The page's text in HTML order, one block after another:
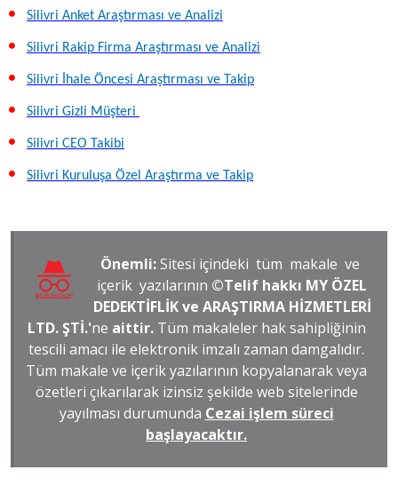
Silivri Anket Araştırması ve Analizi
Silivri Rakip Firma Araştırması ve Analizi
Silivri İhale Öncesi Araştırması ve Takip
Silivri Gizli Müşteri
Silivri CEO Takibi
Silivri Kuruluşa Özel Araştırma ve Takip
Önemli:Sitesi içindeki tüm makale ve
içerik yazılarının ©Telif hakkı MY ÖZEL
DEDEKTİFLİK ve ARAŞTIRMA HİZMETLERİ
LTD. ŞTİ.'ne aittir. Tüm makaleler hak sahipliğinin
tescili amacı ile elektronik imzalı zaman damgalıdır.
Tüm makale ve içerik yazılarının kopyalanarak veya
özetleri çıkarılarak izinsiz şekilde web sitelerinde
yayılması durumunda Cezai işlem süreci
başlayacaktır.